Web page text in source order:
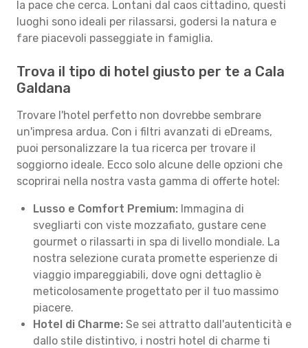
la pace che cerca. Lontani dal caos cittadino, questi
luoghi sono ideali per rilassarsi, godersi la natura e
fare piacevoli passeggiate in famiglia.
Trova il tipo di hotel giusto per te a Cala
Galdana
Trovare l'hotel perfetto non dovrebbe sembrare
un'impresa ardua. Con i filtri avanzati di eDreams,
puoi personalizzare la tua ricerca per trovare il
soggiorno ideale. Ecco solo alcune delle opzioni che
scoprirai nella nostra vasta gamma di offerte hotel:
Lusso e Comfort Premium: Immagina di
svegliarti con viste mozzafiato, gustare cene
gourmet o rilassarti in spa di livello mondiale. La
nostra selezione curata promette esperienze di
viaggio impareggiabili, dove ogni dettaglio è
meticolosamente progettato per il tuo massimo
piacere.
Hotel di Charme: Se sei attratto dall'autenticità e
dallo stile distintivo, i nostri hotel di charme ti